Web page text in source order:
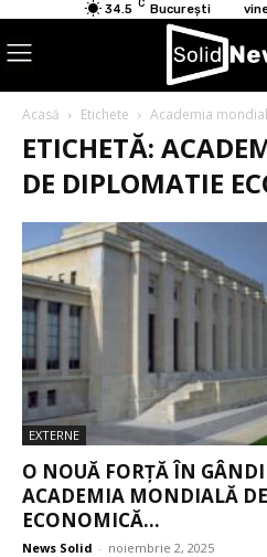
34.5 C București
Acasă Etichete Academia
ETICHETĂ:
DE DIPLOMATIE
EXTERNE
O NOUĂ FORȚĂ ÎN
ACADEMIA MONDIALĂ
ECONOMICĂ...
News Solid - noiembrie 2, 2025